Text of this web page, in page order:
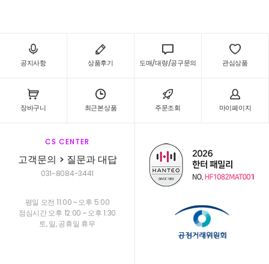
공지사항 상품후기 도매/대량/공구문의 관심상품
장바구니 최근본상품 주문조회 마이페이지
CS CENTER
고객문의 > 질문과 대답
031-8084-3441
평일 오전 11:00 ~ 오후 5:00
점심시간 오후 12:00 ~ 오후 1:30
토, 일, 공휴일 휴무